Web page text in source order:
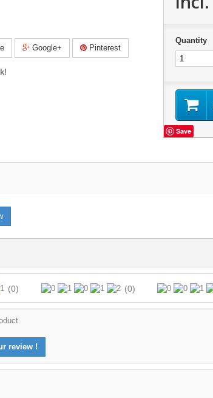
Google+ Pinterest
Quantity
Save
(0) (0)
review !